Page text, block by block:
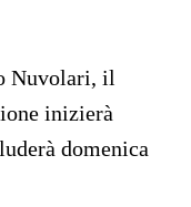
Nuvolari, il
inizierà
domenica